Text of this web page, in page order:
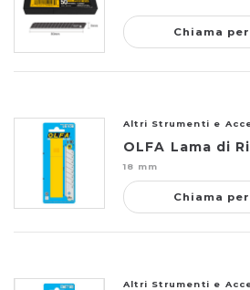
Chiama
Altri Strumenti e
OLFA Lama di
18 mm
Chiama
Altri Strumenti e